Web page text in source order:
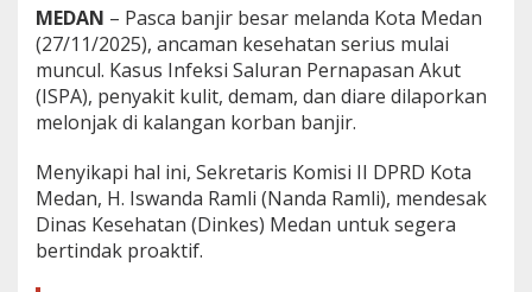
u
I
S
P
A
&
D
i
a
r
e
MEDAN – Pasca banjir besar melanda Kota Medan
(27/11/2025), ancaman kesehatan serius mulai
muncul. Kasus Infeksi Saluran Pernapasan Akut
(ISPA), penyakit kulit, demam, dan diare dilaporkan
melonjak di kalangan korban banjir.
Menyikapi hal ini, Sekretaris Komisi II DPRD Kota
Medan, H. Iswanda Ramli (Nanda Ramli), mendesak
Dinas Kesehatan (Dinkes) Medan untuk segera
bertindak proaktif.